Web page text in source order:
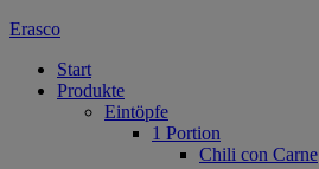
Erasco
Start
Produkte
Eintöpfe
1 Portion
Chili con Carne